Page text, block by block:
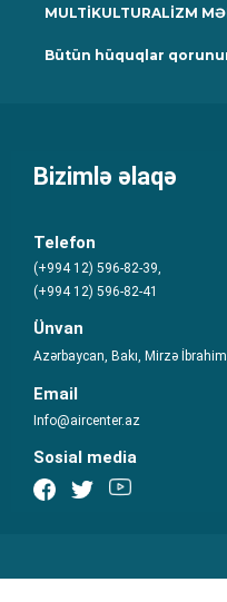
MULTİKULTURALİZM
Bütün hüquqlar
Bizimlə əlaqə
Telefon
(+994 12) 596-82-39,
(+994 12) 596-82-41
Ünvan
Azərbaycan, Bakı, Mirzə
Email
Info@aircenter.az
Sosial media